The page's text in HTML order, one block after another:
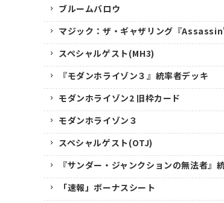
ブルームバロウ
マジック：ザ・ギャザリング『
スペシャルゲスト(MH3)
『モダンホライゾン３』統率者デッキ
モダンホライゾン2 旧枠カード
モダンホライゾン３
スペシャルゲスト(OTJ)
『サンダー・ジャンクションの無法者』
「速報」ボーナスシート